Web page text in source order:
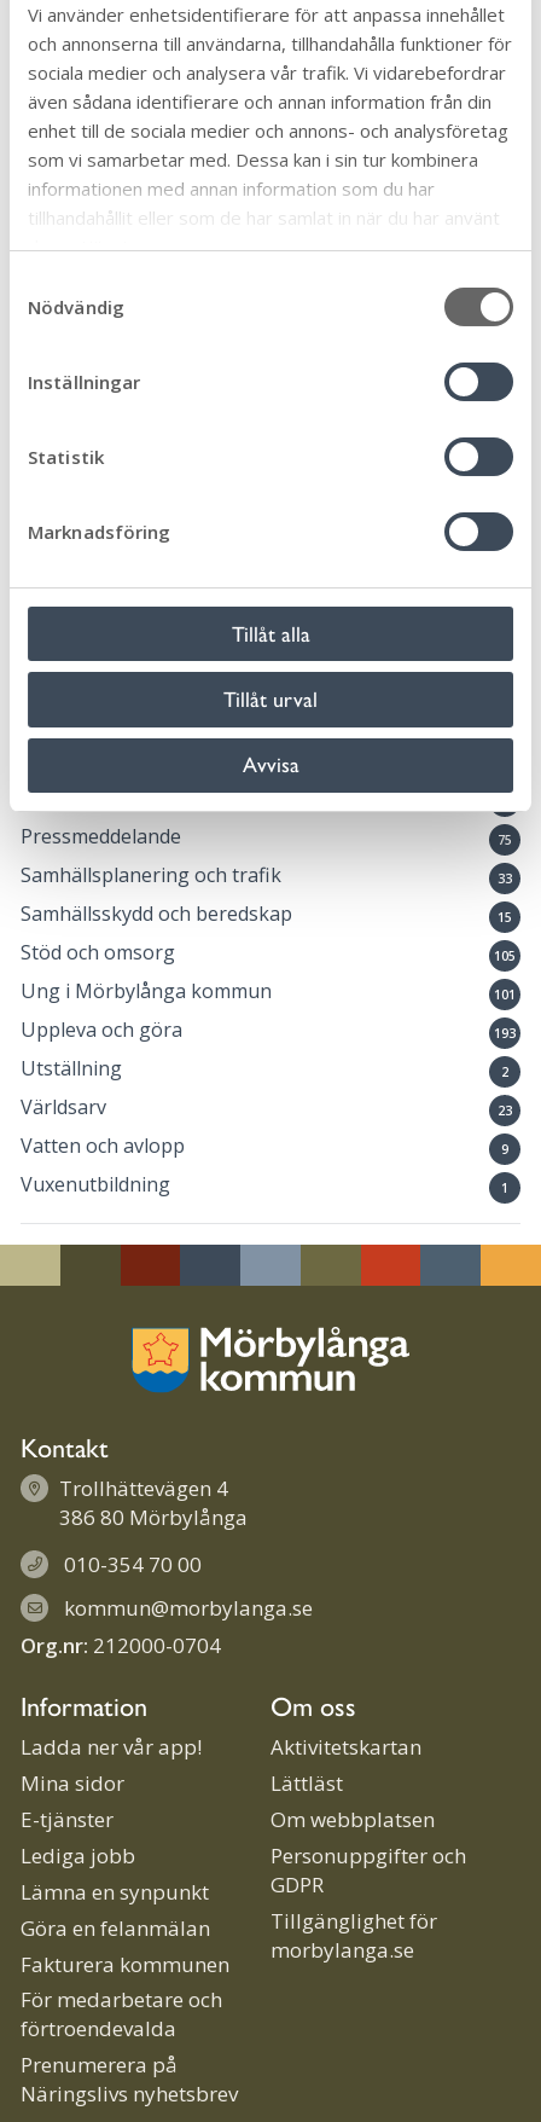
Vi använder enhetsidentifierare för att anpassa innehållet
och annonserna till användarna, tillhandahålla funktioner för
sociala medier och analysera vår trafik. Vi vidarebefordrar
även sådana identifierare och annan information från din
enhet till de sociala medier och annons- och analysföretag
som vi samarbetar med. Dessa kan i sin tur kombinera
informationen med annan information som du har
tillhandahållit eller som de har samlat in när du har använt
deras tjänster.
Nödvändig
Inställningar
Statistik
Marknadsföring
Tillåt alla
Tillåt urval
Avvisa
Biblioteken 12
Bygga, bo och miljö 46
Eketorps borg
En vecka fri från våld 1
Föräldrastöd
Företag och näringsliv 57
Förskola, skola och utbildning
Framtiden 32
Hållbar kommun 46
Kommun och politik 147
Kulturskolan 27
Lovaktivitet 10
Natur och friluftsliv
Ny i Sverige 2
Öppna förskolan Safiren
Pressmeddelande 75
Samhällsplanering och trafik 33
Samhällsskydd och beredskap 15
Stöd och omsorg 105
Ung i Mörbylånga kommun 101
Uppleva och göra 193
Utställning 2
Världsarv 23
Vatten och avlopp 9
Vuxenutbildning 1
Kontakt
Trollhättevägen 4
386 80 Mörbylånga
010-354 70 00
kommun@morbylanga.se
Org.nr: 212000-0704
Information
Ladda ner vår app!
Mina sidor
E-tjänster
Lediga jobb
Lämna en synpunkt
Göra en felanmälan
Fakturera kommunen
För medarbetare och
förtroendevalda
Prenumerera på
Näringslivs nyhetsbrev
Om oss
Aktivitetskartan
Lättläst
Om webbplatsen
Personuppgifter och
GDPR
Tillgänglighet för
morbylanga.se